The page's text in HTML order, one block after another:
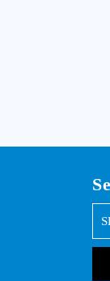
for: